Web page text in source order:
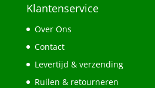
Klantenservice
Over Ons
Contact
Levertijd & verzending
Ruilen & retourneren